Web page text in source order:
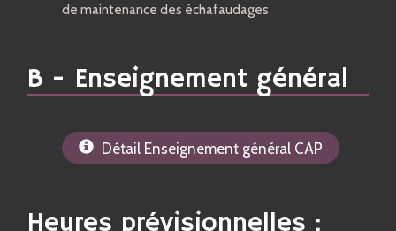
de maintenance des échafaudages
B - Enseignement général
Détail Enseignement général CAP
Heures prévisionnelles :